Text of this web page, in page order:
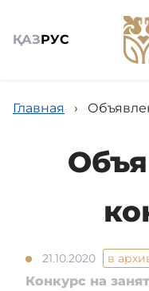
ҚАЗРУС
Главная ›
21.10.2020 в
Конкурс на